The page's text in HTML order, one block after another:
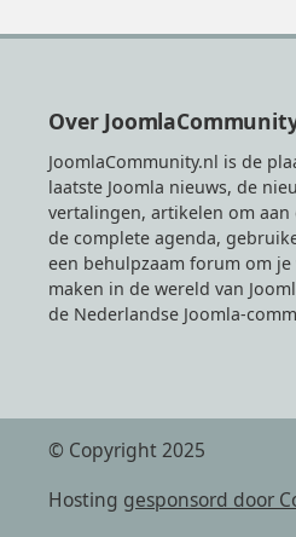
Over
JoomlaCommunity.nl is de
laatste Joomla nieuws, de
vertalingen, artikelen om aan
de complete agenda,
een behulpzaam forum om
maken in de wereld van
de Nederlandse Joomla-
© Copyright 2025
Hosting gesponsord door